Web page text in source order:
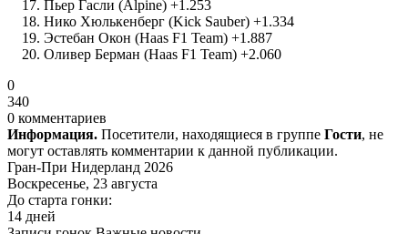
Пьер Гасли (Alpine) +1.253
Нико Хюлькенберг (Kick Sauber) +1.334
Эстебан Окон (Haas F1 Team) +1.887
Оливер Берман (Haas F1 Team) +2.060
0
340
0 комментариев
Информация. Посетители, находящиеся в группе Гости, не
могут оставлять комментарии к данной публикации.
Гран-При Нидерланд 2026
Воскресенье, 23 августа
До старта гонки:
14 дней